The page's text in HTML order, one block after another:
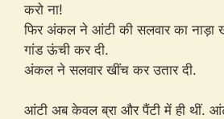
करो ना!
फिर अंकल ने आंटी की सलवार का नाड़ा
गांड ऊंची कर दी.
अंकल ने सलवार खींच कर उतार दी.
आंटी अब केवल ब्रा और पैंटी में ही थीं.